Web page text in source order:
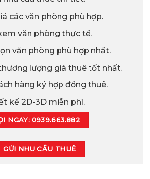
các văn phòng phù hợp.
văn phòng thực tế.
văn phòng phù hợp nhất.
lượng giá thuê tốt nhất.
hàng ký hợp đồng thuê.
kế 2D-3D miễn phí.
NGAY: 0939.663.882
GỬI NHU CẦU THUÊ